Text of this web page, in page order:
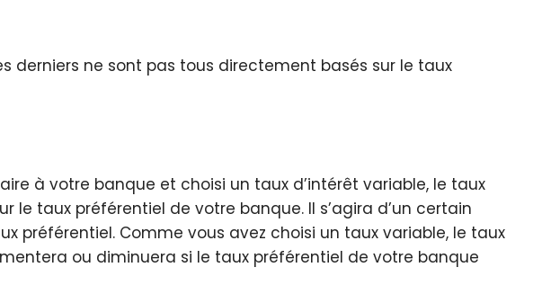
derniers ne sont pas tous directement basés sur le taux
à votre banque et choisi un taux d’intérêt variable, le taux
le taux préférentiel de votre banque. Il s’agira d’un certain
préférentiel. Comme vous avez choisi un taux variable, le taux
ou diminuera si le taux préférentiel de votre banque